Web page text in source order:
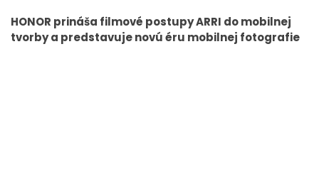
HONOR prináša filmové postupy ARRI do mobilnej
tvorby a predstavuje novú éru mobilnej fotografie